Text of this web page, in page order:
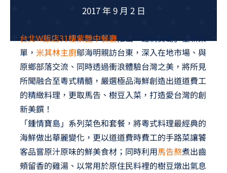
夢想TV
GCU大賽
夢想購物
2017 年 9 月 2 日
台北W飯店31樓紫艷中餐廳推出「鍾情寶島」全新菜
單， 米其林主廚鄔海明親訪台東，深入在地市場、與
原鄉部落交流、同時透過衝浪體驗台灣之美，將所見
所聞融合至粵式精髓，嚴選極品海鮮創造出道道費工
的精緻料理，更取馬告、樹豆入菜，打造愛台灣的創
新美饌！
「鍾情寶島」系列菜色和套餐，將粵式料理最經典的
海鮮做出華麗變化，更以道道費時費工的手路菜讓饕
客品嘗原汁原味的鮮美食材；同時利用馬告熬煮出齒
頰留香的雞湯、以常用於原住民料裡的樹豆燉出氣息